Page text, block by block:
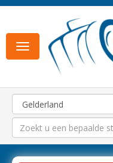
Toggle
navigation